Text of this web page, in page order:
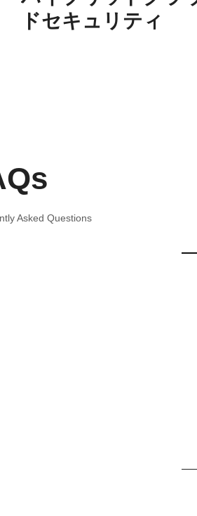
ドセキュリティ
Asked Questions